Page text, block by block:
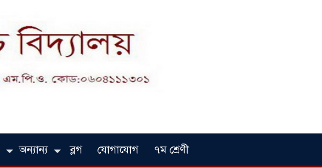
অন্যান্য ব্লগ যোগাযোগ ৭ম শ্রেণী